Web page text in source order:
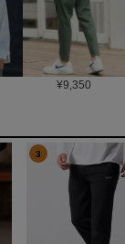
¥9,350
3